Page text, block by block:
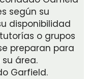
según su
disponibilidad
o grupos
preparan para
área.
Garfield.